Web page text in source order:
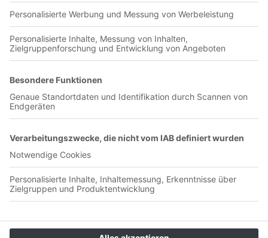
wieso gab es - wie schon bei der EM 96 - Probleme mit dem
Alkohol-Nachschub und wer waren die “Unaussprechlichen”
more information.
Olympia-Verlag GmbH
Badstraße 4-6
90402 Nürnberg
Unterstütze uns <3